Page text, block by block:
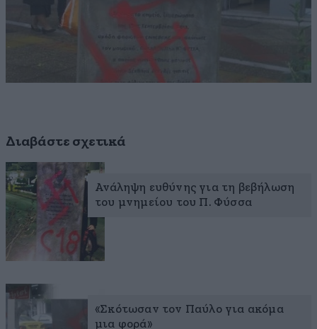
Διαβάστε σχετικά
Ανάληψη ευθύνης για τη βεβήλωση
του μνημείου του Π. Φύσσα
«Σκότωσαν τον Παύλο για ακόμα
μια φορά»